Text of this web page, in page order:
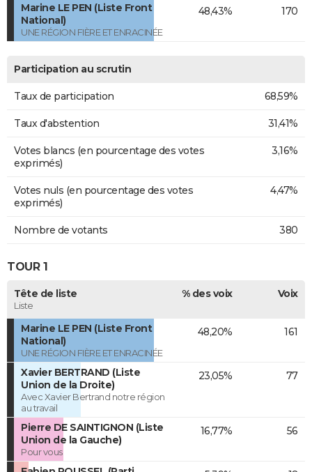
Marine LE PEN (Liste Front
National)
UNE RÉGION FIÈRE ET ENRACINÉE
48,43% 170
Participation au scrutin
Taux de participation 68,59%
Taux d'abstention 31,41%
Votes blancs (en pourcentage des votes
exprimés)
3,16%
Votes nuls (en pourcentage des votes
exprimés)
4,47%
Nombre de votants 380
TOUR 1
Tête de liste
Liste
% des voix Voix
Marine LE PEN (Liste Front
National)
UNE RÉGION FIÈRE ET ENRACINÉE
48,20% 161
Xavier BERTRAND (Liste
Union de la Droite)
Avec Xavier Bertrand notre région
au travail
23,05% 77
Pierre DE SAINTIGNON (Liste
Union de la Gauche)
Pour vous
16,77% 56